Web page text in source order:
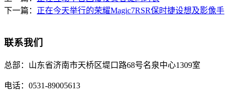
下一篇： 正在今天举行的荣耀Magic7RSR保时捷设想及影像手
联系我们
总部： 山东省济南市天桥区堤口路68号名泉中心1309室
电话： 0531-89005613